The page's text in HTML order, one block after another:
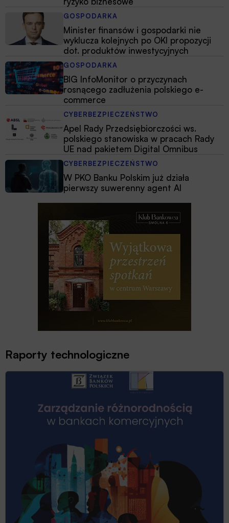
GOSPODARKA
Minister finansów i gospodarki nie
wyklucza kolejnych po OKI propozycji
dot. produktów inwestycyjnych
GOSPODARKA
BIG InfoMonitor o przyczynach
rosnącego zadłużenia polskiego e-
commerce
CYBERBEZPIECZEŃSTWO
Apel Rady Przedsiębiorczości ws.
polskiego stanowiska w pracach Rady
UE nad pakietem Digital Omnibus
CYBERBEZPIECZEŃSTWO
W PKO Banku Polskim już działa
pierwszy suwerenny agent AI
Raporty technologiczne